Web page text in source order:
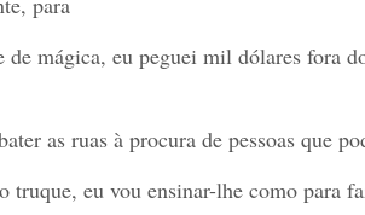
de mágica, eu peguei mil dólares fora
as ruas à procura de pessoas que
truque, eu vou ensinar-lhe como para